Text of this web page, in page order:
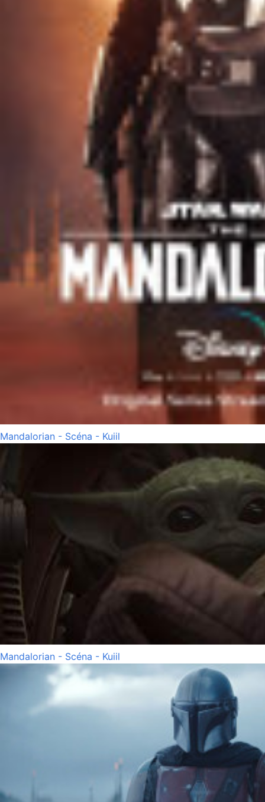
Mandalorian - Scéna - Kuiil
Mandalorian - Scéna - Kuiil